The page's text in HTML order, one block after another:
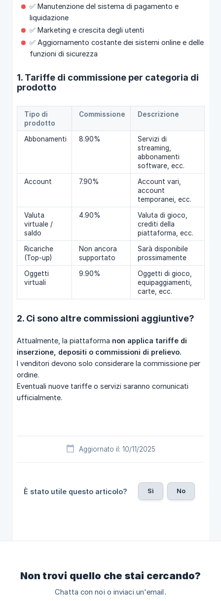
✅ Manutenzione del sistema di pagamento e
liquidazione
✅ Marketing e crescita degli utenti
✅ Aggiornamento costante dei sistemi online e delle
funzioni di sicurezza
1. Tariffe di commissione per categoria di
prodotto
Tipo di
prodotto
Commissione Descrizione
Abbonamenti 8.90%
Servizi di
streaming,
abbonamenti
software, ecc.
Account
7.90%
Account vari,
account
temporanei, ecc.
Valuta
virtuale /
saldo
4.90%
Valuta di gioco,
crediti della
piattaforma, ecc.
Ricariche
(Top-up)
Non ancora
supportato
Sarà disponibile
prossimamente
Oggetti
virtuali
9.90%
Oggetti di gioco,
equipaggiamenti,
carte, ecc.
2. Ci sono altre commissioni aggiuntive?
Attualmente, la piattaforma non applica tariffe di
inserzione, depositi o commissioni di prelievo.
I venditori devono solo considerare la commissione per
ordine.
Eventuali nuove tariffe o servizi saranno comunicati
ufficialmente.
Aggiornato il: 10/11/2025
È stato utile questo articolo? Sì No
Non trovi quello che stai cercando?
Chatta con noi o inviaci un'email.